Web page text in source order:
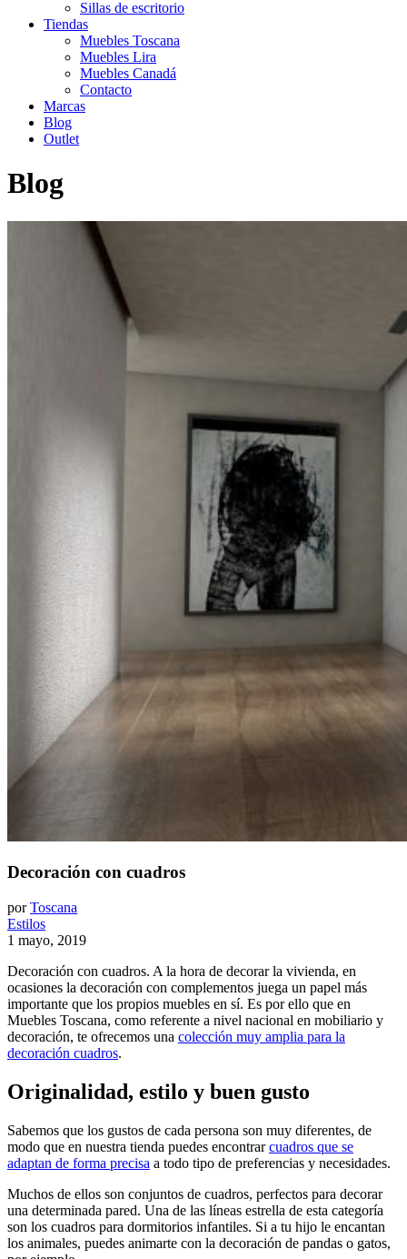
Sillas de escritorio
Tiendas
Muebles Toscana
Muebles Lira
Muebles Canadá
Contacto
Marcas
Blog
Outlet
Blog
Decoración con cuadros
Decoración con cuadros
porToscana
Estilos
1 mayo, 2019
Decoración con cuadros. A la hora de decorar la vivienda, en
ocasiones la decoración con complementos juega un papel más
importante que los propios muebles en sí. Es por ello que en
Muebles Toscana, como referente a nivel nacional en mobiliario y
decoración, te ofrecemos una colección muy amplia para la
decoración cuadros.
Originalidad, estilo y buen gusto
Sabemos que los gustos de cada persona son muy diferentes, de
modo que en nuestra tienda puedes encontrarcuadros que se
adaptan de forma precisa a todo tipo de preferencias y necesidades.
Muchos de ellos son conjuntos de cuadros, perfectos para decorar
una determinada pared. Una de las líneas estrella de esta categoría
son los cuadros para dormitorios infantiles. Si a tu hijo le encantan
los animales, puedes animarte con la decoración de pandas o gatos,